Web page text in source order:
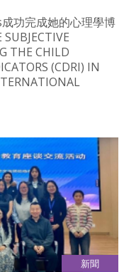
功完成她的心理學博
THE CHILD
(CDRI) IN
新聞